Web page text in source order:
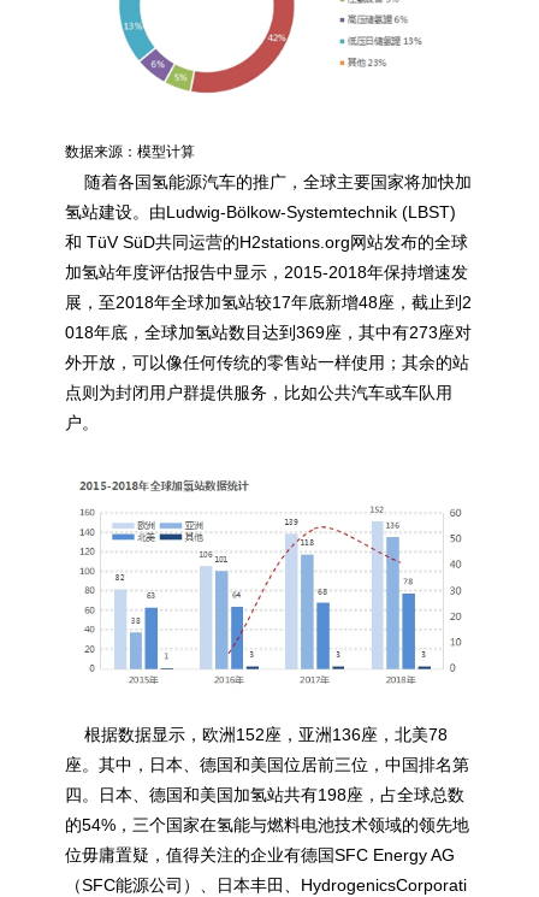
数据来源：模型计算
随着各国氢能源汽车的推广，全球主要国家将加快加
氢站建设。由Ludwig-Bölkow-Systemtechnik (LBST)
和 TüV SüD共同运营的H2stations.org网站发布的全球
加氢站年度评估报告中显示，2015-2018年保持增速发
展，至2018年全球加氢站较17年底新增48座，截止到2
018年底，全球加氢站数目达到369座，其中有273座对
外开放，可以像任何传统的零售站一样使用；其余的站
点则为封闭用户群提供服务，比如公共汽车或车队用
户。
根据数据显示，欧洲152座，亚洲136座，北美78
座。其中，日本、德国和美国位居前三位，中国排名第
四。日本、德国和美国加氢站共有198座，占全球总数
的54%，三个国家在氢能与燃料电池技术领域的领先地
位毋庸置疑，值得关注的企业有德国SFC Energy AG
（SFC能源公司）、日本丰田、HydrogenicsCorporati